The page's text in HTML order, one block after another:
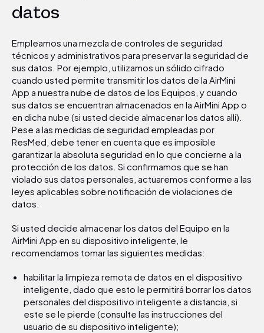
datos
Empleamos una mezcla de controles de seguridad
técnicos y administrativos para preservar la seguridad de
sus datos. Por ejemplo, utilizamos un sólido cifrado
cuando usted permite transmitir los datos de la AirMini
App a nuestra nube de datos de los Equipos, y cuando
sus datos se encuentran almacenados en la AirMini App o
en dicha nube (si usted decide almacenar los datos allí).
Pese a las medidas de seguridad empleadas por
ResMed, debe tener en cuenta que es imposible
garantizar la absoluta seguridad en lo que concierne a la
protección de los datos. Si confirmamos que se han
violado sus datos personales, actuaremos conforme a las
leyes aplicables sobre notificación de violaciones de
datos.
Si usted decide almacenar los datos del Equipo en la
AirMini App en su dispositivo inteligente, le
recomendamos tomar las siguientes medidas:
habilitar la limpieza remota de datos en el dispositivo
inteligente, dado que esto le permitirá borrar los datos
personales del dispositivo inteligente a distancia, si
este se le pierde (consulte las instrucciones del
usuario de su dispositivo inteligente);